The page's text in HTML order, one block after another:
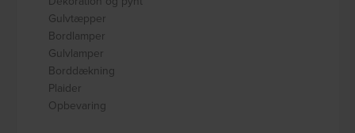
Gulvtæpper
Bordlamper
Gulvlamper
Borddækning
Plaider
Opbevaring